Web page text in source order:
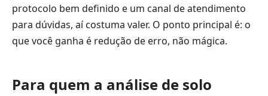
protocolo bem definido e um canal de atendimento
para dúvidas, aí costuma valer. O ponto principal é: o
que você ganha é redução de erro, não mágica.
Para quem a análise de solo